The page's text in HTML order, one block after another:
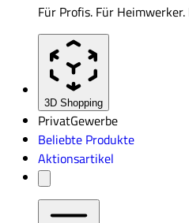
Für Profis. Für
3D Shopping
PrivatGewerbe
Beliebte Produkte
Aktionsartikel